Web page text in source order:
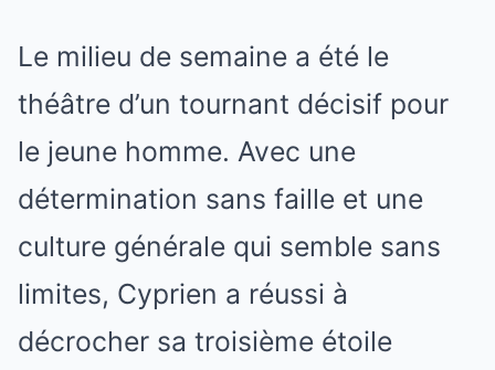
Le milieu de semaine a été le
théâtre d’un tournant décisif pour
le jeune homme. Avec une
détermination sans faille et une
culture générale qui semble sans
limites, Cyprien a réussi à
décrocher sa troisième étoile